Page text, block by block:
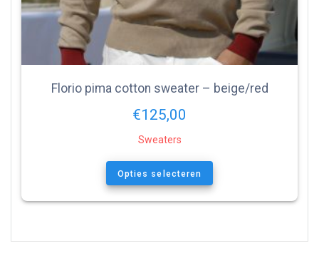
Florio pima cotton sweater – beige/red
€125,00
Sweaters
Opties selecteren